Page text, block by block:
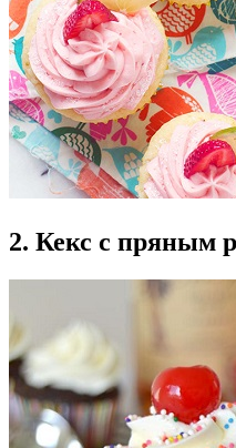
2. Кекс с пряным